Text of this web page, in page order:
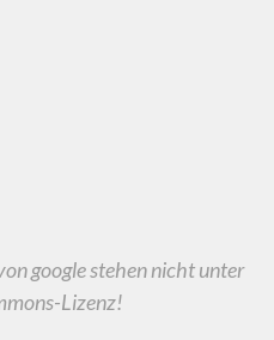
google stehen nicht unter
Lizenz!